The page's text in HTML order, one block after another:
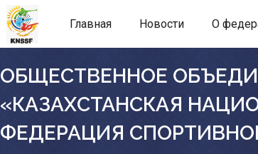
Главная Новости О
ОБЩЕСТВЕННОЕ
«КАЗАХСТАНСКАЯ
ФЕДЕРАЦИЯ